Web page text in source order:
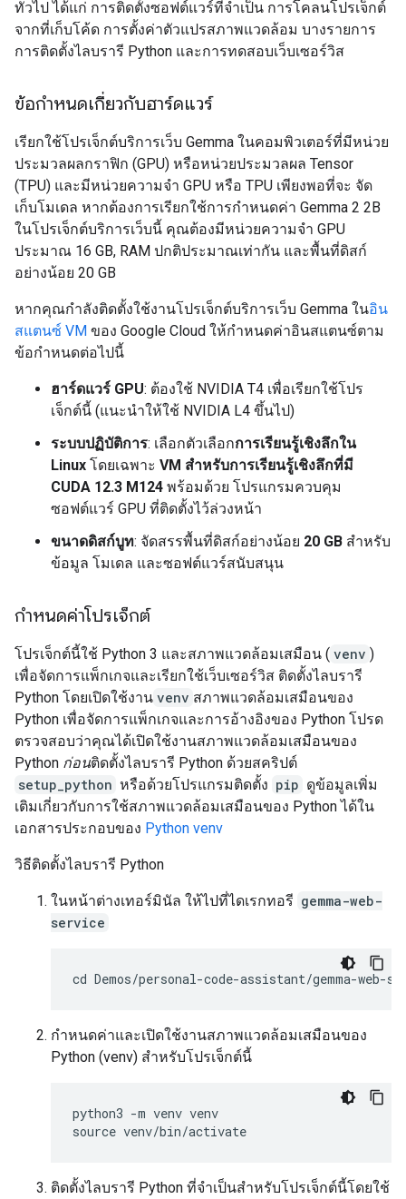
ทั่วไป ได้แก่ การติดตั้งซอฟต์แวร์ที่จำเป็น การโคลนโปรเจ็กต์
จากที่เก็บโค้ด การตั้งค่าตัวแปรสภาพแวดล้อม บางรายการ
การติดตั้งไลบรารี Python และการทดสอบเว็บเซอร์วิส
ข้อกำหนดเกี่ยวกับฮาร์ดแวร์
เรียกใช้โปรเจ็กต์บริการเว็บ Gemma ในคอมพิวเตอร์ที่มีหน่วย
ประมวลผลกราฟิก (GPU) หรือหน่วยประมวลผล Tensor
(TPU) และมีหน่วยความจำ GPU หรือ TPU เพียงพอที่จะ จัด
เก็บโมเดล หากต้องการเรียกใช้การกำหนดค่า Gemma 2 2B
ในโปรเจ็กต์บริการเว็บนี้ คุณต้องมีหน่วยความจำ GPU
ประมาณ 16 GB, RAM ปกติประมาณเท่ากัน และพื้นที่ดิสก์
อย่างน้อย 20 GB
หากคุณกำลังติดตั้งใช้งานโปรเจ็กต์บริการเว็บ Gemma ในอิน
สแตนซ์ VM ของ Google Cloud ให้กำหนดค่าอินสแตนซ์ตาม
ข้อกำหนดต่อไปนี้
ฮาร์ดแวร์ GPU: ต้องใช้ NVIDIA T4 เพื่อเรียกใช้โปร
เจ็กต์นี้ (แนะนำให้ใช้ NVIDIA L4 ขึ้นไป)
ระบบปฏิบัติการ: เลือกตัวเลือกการเรียนรู้เชิงลึกใน
Linux โดยเฉพาะ VM สำหรับการเรียนรู้เชิงลึกที่มี
CUDA 12.3 M124 พร้อมด้วย โปรแกรมควบคุม
ซอฟต์แวร์ GPU ที่ติดตั้งไว้ล่วงหน้า
ขนาดดิสก์บูท: จัดสรรพื้นที่ดิสก์อย่างน้อย 20 GB สำหรับ
ข้อมูล โมเดล และซอฟต์แวร์สนับสนุน
กำหนดค่าโปรเจ็กต์
โปรเจ็กต์นี้ใช้ Python 3 และสภาพแวดล้อมเสมือน ( venv )
เพื่อจัดการแพ็กเกจและเรียกใช้เว็บเซอร์วิส ติดตั้งไลบรารี
Python โดยเปิดใช้งาน venv สภาพแวดล้อมเสมือนของ
Python เพื่อจัดการแพ็กเกจและการอ้างอิงของ Python โปรด
ตรวจสอบว่าคุณได้เปิดใช้งานสภาพแวดล้อมเสมือนของ
Python ก่อนติดตั้งไลบรารี Python ด้วยสคริปต์
setup_python หรือด้วยโปรแกรมติดตั้ง pip ดูข้อมูลเพิ่ม
เติมเกี่ยวกับการใช้สภาพแวดล้อมเสมือนของ Python ได้ใน
เอกสารประกอบของ Python venv
วิธีติดตั้งไลบรารี Python
ในหน้าต่างเทอร์มินัล ให้ไปที่ไดเรกทอรี gemma-web-
service
กำหนดค่าและเปิดใช้งานสภาพแวดล้อมเสมือนของ
Python (venv) สำหรับโปรเจ็กต์นี้
python3 -m venv venv
ติดตั้งไลบรารี Python ที่จำเป็นสำหรับโปรเจ็กต์นี้โดยใช้